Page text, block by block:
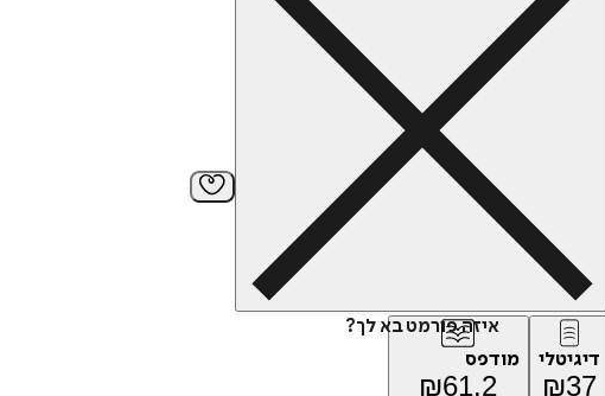
איזה פורמט בא לך?
דיגיטלי
₪37
מודפס
₪61.2